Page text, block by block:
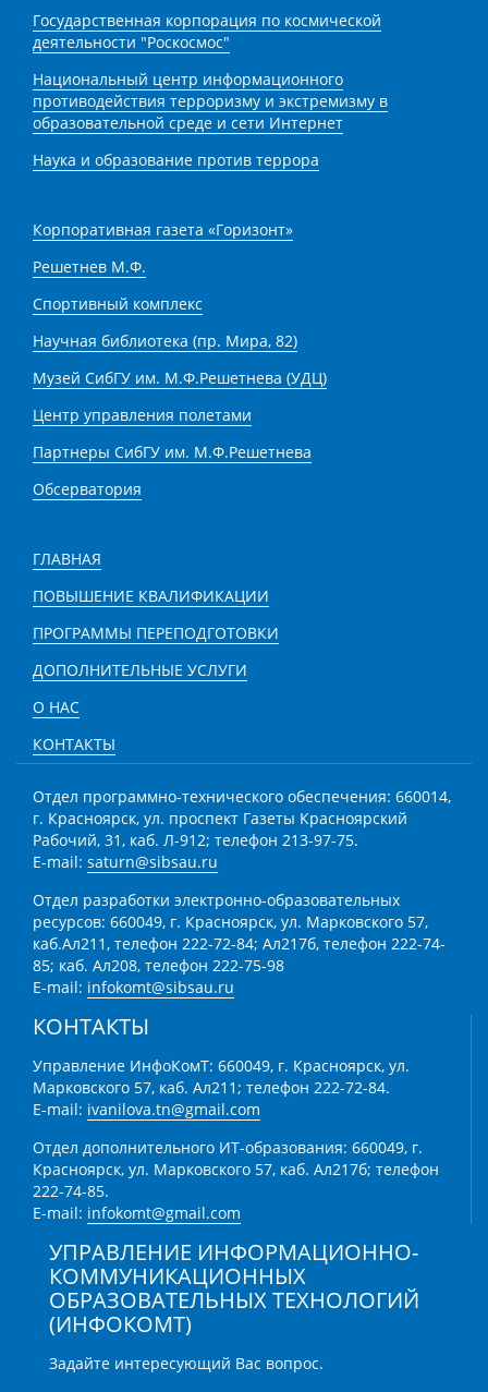
Государственная корпорация по космической
деятельности "Роскосмос"
Национальный центр информационного
противодействия терроризму и экстремизму в
образовательной среде и сети Интернет
Наука и образование против террора
Корпоративная газета «Горизонт»
Решетнев М.Ф.
Спортивный комплекс
Научная библиотека (пр. Мира, 82)
Музей СибГУ им. М.Ф.Решетнева (УДЦ)
Центр управления полетами
Партнеры СибГУ им. М.Ф.Решетнева
Обсерватория
ГЛАВНАЯ
ПОВЫШЕНИЕ КВАЛИФИКАЦИИ
ПРОГРАММЫ ПЕРЕПОДГОТОВКИ
ДОПОЛНИТЕЛЬНЫЕ УСЛУГИ
О НАС
КОНТАКТЫ
Отдел программно-технического обеспечения: 660014,
г. Красноярск, ул. проспект Газеты Красноярский
Рабочий, 31, каб. Л-912; телефон 213-97-75.
E-mail: saturn@sibsau.ru
Отдел разработки электронно-образовательных
ресурсов: 660049, г. Красноярск, ул. Марковского 57,
каб.Ал211, телефон 222-72-84; Ал217б, телефон 222-74-
85; каб. Ал208, телефон 222-75-98
E-mail: infokomt@sibsau.ru
КОНТАКТЫ
Управление ИнфоКомТ: 660049, г. Красноярск, ул.
Марковского 57, каб. Ал211; телефон 222-72-84.
E-mail: ivanilova.tn@gmail.com
Отдел дополнительного ИТ-образования: 660049, г.
Красноярск, ул. Марковского 57, каб. Ал217б; телефон
222-74-85.
E-mail: infokomt@gmail.com
УПРАВЛЕНИЕ ИНФОРМАЦИОННО-
КОММУНИКАЦИОННЫХ
ОБРАЗОВАТЕЛЬНЫХ ТЕХНОЛОГИЙ
(ИНФОКОМТ)
Задайте интересующий Вас вопрос.